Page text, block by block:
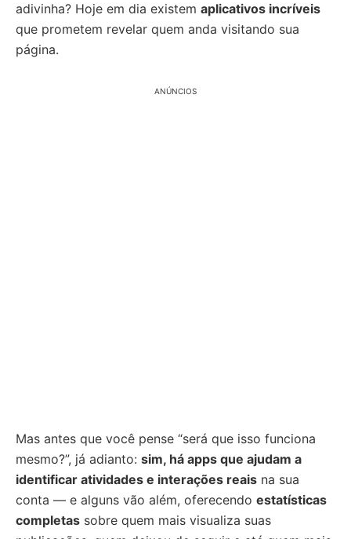
adivinha? Hoje em dia existem aplicativos incríveis
que prometem revelar quem anda visitando sua
página.
ANÚNCIOS
Mas antes que você pense “será que isso funciona
mesmo?”, já adianto: sim, há apps que ajudam a
identificar atividades e interações reais na sua
conta — e alguns vão além, oferecendo estatísticas
completas sobre quem mais visualiza suas